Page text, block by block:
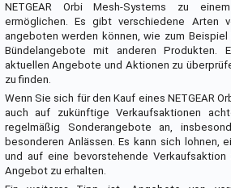
NETGEAR Orbi Mesh-Systems zu
ermöglichen. Es gibt verschiedene Arten
angeboten werden können, wie zum
Bündelangebote mit anderen Produkten.
aktuellen Angebote und Aktionen zu
zu finden.
Wenn Sie sich für den Kauf eines NETGEAR
auch auf zukünftige Verkaufsaktionen
regelmäßig Sonderangebote an,
besonderen Anlässen. Es kann sich lohnen,
und auf eine bevorstehende
Angebot zu erhalten.